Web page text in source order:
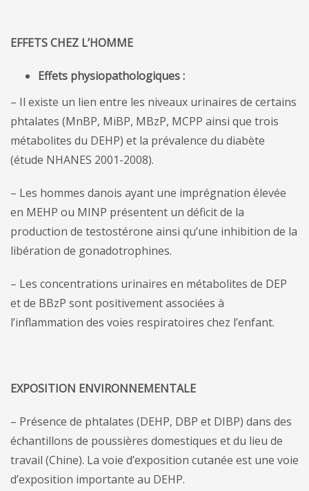
EFFETS CHEZ L’HOMME
Effets physiopathologiques :
– Il existe un lien entre les niveaux urinaires de certains
phtalates (MnBP, MiBP, MBzP, MCPP ainsi que trois
métabolites du DEHP) et la prévalence du diabète
(étude NHANES 2001-2008).
– Les hommes danois ayant une imprégnation élevée
en MEHP ou MINP présentent un déficit de la
production de testostérone ainsi qu’une inhibition de la
libération de gonadotrophines.
– Les concentrations urinaires en métabolites de DEP
et de BBzP sont positivement associées à
l’inflammation des voies respiratoires chez l’enfant.
EXPOSITION ENVIRONNEMENTALE
– Présence de phtalates (DEHP, DBP et DIBP) dans des
échantillons de poussières domestiques et du lieu de
travail (Chine). La voie d’exposition cutanée est une voie
d’exposition importante au DEHP.